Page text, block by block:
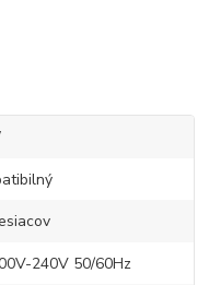
240V 50/60Hz